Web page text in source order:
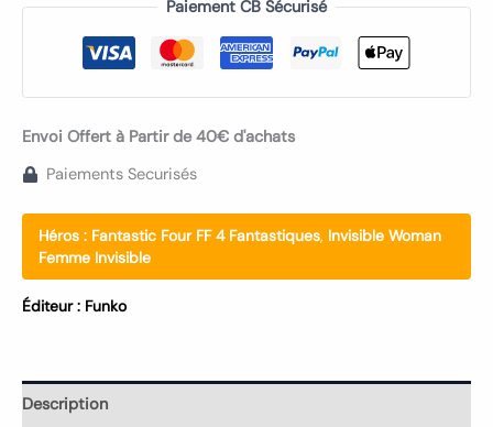
Paiement CB Sécurisé
Envoi Offert à Partir de 40€ d'achats
Paiements Securisés
Héros : Fantastic Four FF 4 Fantastiques, Invisible Woman
Femme Invisible
Éditeur : Funko
Description